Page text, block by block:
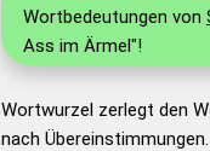
Wortbedeutungen von
Ass im Ärmel"!
Wortwurzel zerlegt den
nach